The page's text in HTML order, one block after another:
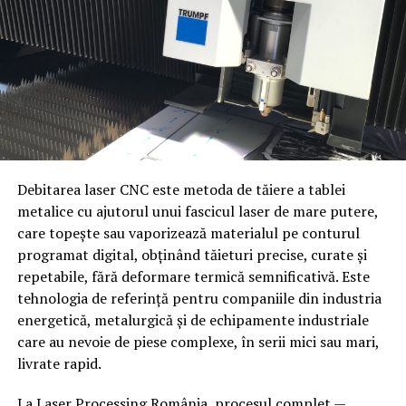
Strunjire de mare diametru — pentru axe, flanșe
și componente cilindrice de dimensiuni industriale
Frezare pe curse extinse
— pentru suprafețe
plane, caneluri și găuri de poziționare pe structuri
mari
Alezare de precizie
— pentru lagăre și
componente care necesită toleranțe strânse
Rectificare— pentru finisaje de suprafață și
toleranțe dimensionale finale
Aceste capacități permit Popeci Utilaj Greu Craiova să
producă atât piese individuale, unicat, cât și
componente în serii mici pentru proiecte industriale de
amploare.
Criterii de alegere a tipului de
convenior
Tipul mărfii— paleți, cutii, produse în vrac,
componente industriale
Greutatea și dimensiunea
benzii, distanța dintre role sau tipul lanțului
Debitarea laser CNC este metoda de tăiere a tablei
metalice cu ajutorul unui fascicul laser de mare putere,
care topește sau vaporizează materialul pe conturul
programat digital, obținând tăieturi precise, curate și
repetabile, fără deformare termică semnificativă. Este
tehnologia de referință pentru companiile din industria
energetică, metalurgică și de echipamente industriale
care au nevoie de piese complexe, în serii mici sau mari,
livrate rapid.